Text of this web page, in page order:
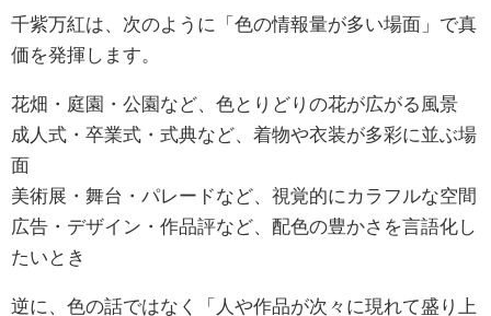
千紫万紅は、次のように「色の情報量が多い場面」で真
価を発揮します。
花畑・庭園・公園など、色とりどりの花が広がる風景
成人式・卒業式・式典など、着物や衣装が多彩に並ぶ場
面
美術展・舞台・パレードなど、視覚的にカラフルな空間
広告・デザイン・作品評など、配色の豊かさを言語化し
たいとき
逆に、色の話ではなく「人や作品が次々に現れて盛り上